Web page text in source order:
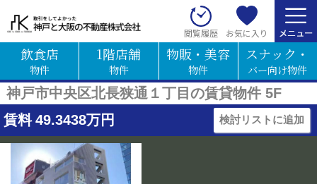
閲覧履歴 お気に入り
飲食店
物件
1階店舗
物件
物販・美容
物件
スナック・
バー向け物件
神戸市中央区北長狭通１丁目の賃貸物件 5F
賃料 49.3438万円 検討リストに追加